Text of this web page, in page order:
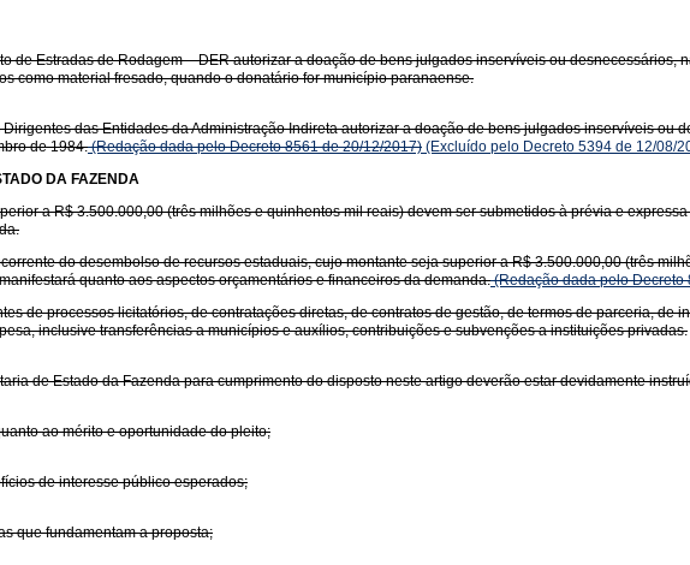
de Estradas de Rodagem – DER autorizar a doação de bens julgados inservíveis ou desnecessários,
como material fresado, quando o donatário for município paranaense.
das Entidades da Administração Indireta autorizar a doação de bens julgados inservíveis ou
de 1984.(Redação dada pelo Decreto 8561 de 20/12/2017) (Excluído pelo Decreto 5394 de 12/08/
DA FAZENDA
a R$ 3.500.000,00 (três milhões e quinhentos mil reais) devem ser submetidos à prévia e
do desembolso de recursos estaduais, cujo montante seja superior a R$ 3.500.000,00 (três
quanto aos aspectos orçamentários e financeiros da demanda.(Redação dada pelo Decreto
de processos licitatórios, de contratações diretas, de contratos de gestão, de termos de parceria, de
inclusive transferências a municípios e auxílios, contribuições e subvenções a instituições privadas.
de Estado da Fazenda para cumprimento do disposto neste artigo deverão estar devidamente
ao mérito e oportunidade do pleito;
de interesse público esperados;
que fundamentam a proposta;